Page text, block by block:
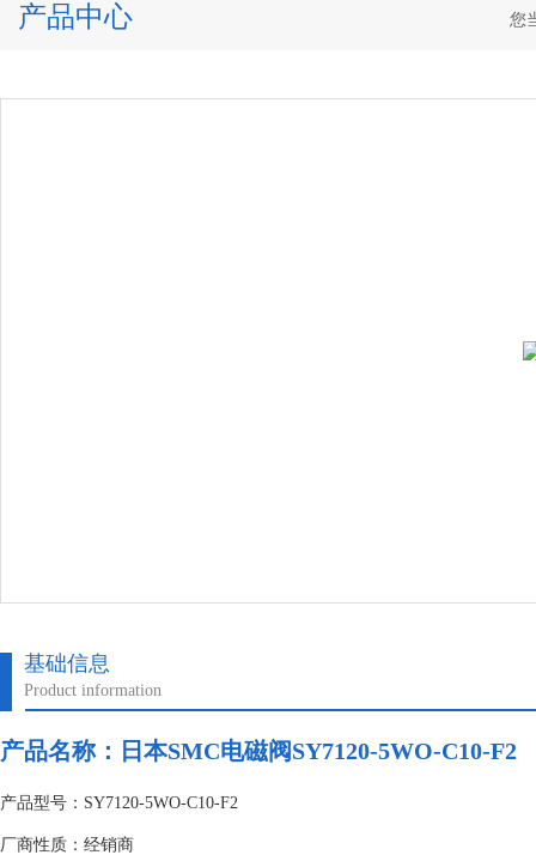
产品中心 您
基础信息
Product information
产品名称：日本SMC电磁阀SY7120-5WO-C10-F2
产品型号：SY7120-5WO-C10-F2
厂商性质：经销商